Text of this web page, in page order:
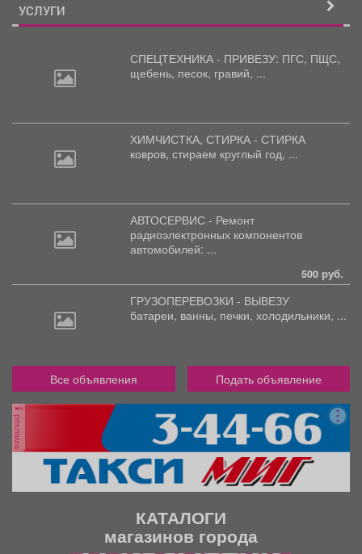
УСЛУГИ
СПЕЦТЕХНИКА - ПРИВЕЗУ: ПГС, ПЩС,
щебень, песок, гравий, ...
ХИМЧИСТКА, СТИРКА - СТИРКА
ковров, стираем круглый год, ...
АВТОСЕРВИС - Ремонт
радиоэлектронных компонентов
автомобилей: ...
500 руб.
ГРУЗОПЕРЕВОЗКИ - ВЫВЕЗУ
батареи, ванны, печки, холодильники, ...
Все объявления Подать объявление
реклама
КАТАЛОГИ
магазинов города